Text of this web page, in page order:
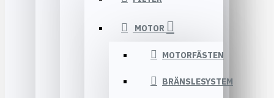
MOTOR
MOTORFÄSTEN
BRÄNSLESYSTEM